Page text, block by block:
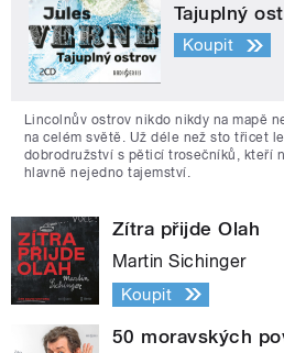
Tajuplný
Koupit
Lincolnův ostrov nikdo nikdy na mapě
na celém světě. Už déle než sto třicet
dobrodružství s pěticí trosečníků, kteří
hlavně nejedno tajemství.
Zítra přijde Olah
Martin Sichinger
Koupit
50 moravských